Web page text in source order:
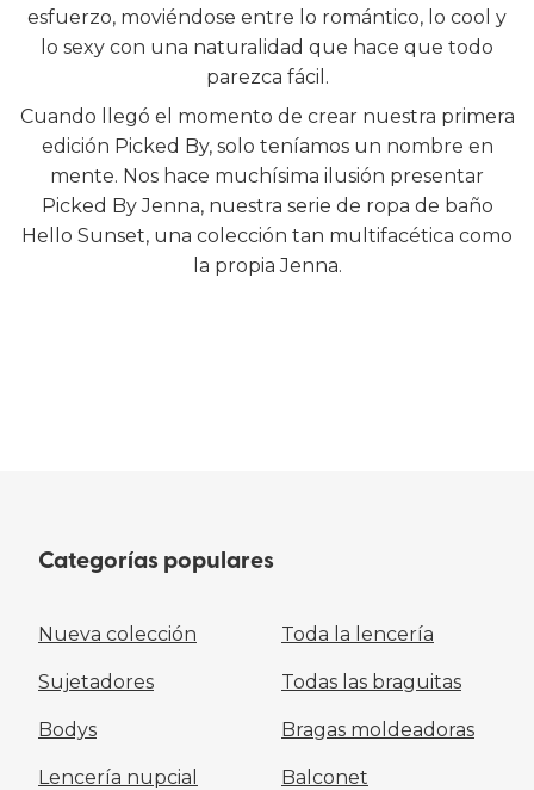
esfuerzo, moviéndose entre lo romántico, lo cool y
lo sexy con una naturalidad que hace que todo
parezca fácil.
Cuando llegó el momento de crear nuestra primera
edición Picked By, solo teníamos un nombre en
mente. Nos hace muchísima ilusión presentar
Picked By Jenna, nuestra serie de ropa de baño
Hello Sunset, una colección tan multifacética como
la propia Jenna.
Categorías populares
Nueva colección Toda la lencería
Sujetadores Todas las braguitas
Bodys Bragas moldeadoras
Lencería nupcial Balconet